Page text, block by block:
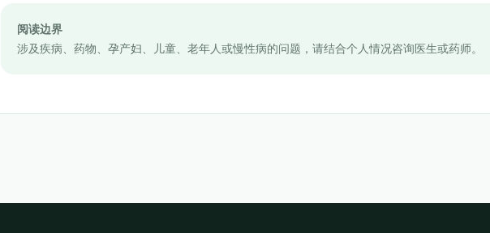
阅读边界
涉及疾病、药物、孕产妇、儿童、老年人或慢性病的问题，请结合个人情况咨询医生或药师。